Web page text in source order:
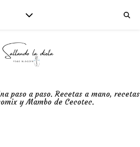
paso a paso. Recetas a mano, recetas
y Mambo de Cecotec.